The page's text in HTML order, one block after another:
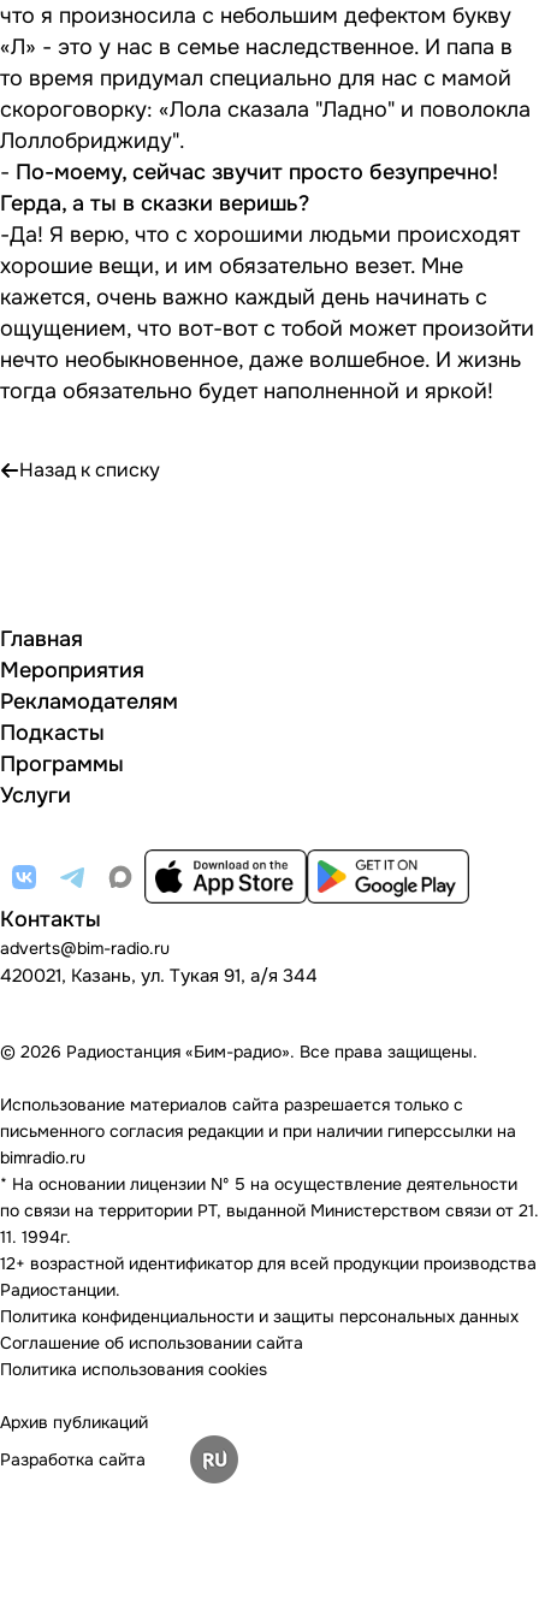
что я произносила с небольшим дефектом букву
«Л» - это у нас в семье наследственное. И папа в
то время придумал специально для нас с мамой
скороговорку: «Лола сказала "Ладно" и поволокла
Лоллобриджиду".
- По-моему, сейчас звучит просто безупречно!
Герда, а ты в сказки веришь?
-Да! Я верю, что с хорошими людьми происходят
хорошие вещи, и им обязательно везет. Мне
кажется, очень важно каждый день начинать с
ощущением, что вот-вот с тобой может произойти
нечто необыкновенное, даже волшебное. И жизнь
тогда обязательно будет наполненной и яркой!
Назад к списку
Главная
Мероприятия
Рекламодателям
Подкасты
Программы
Услуги
Контакты
adverts@bim-radio.ru
420021, Казань, ул. Тукая 91, а/я 344
© 2026 Радиостанция «Бим-радио». Все права защищены.
Использование материалов сайта разрешается только с
письменного согласия редакции и при наличии гиперссылки на
bimradio.ru
* На основании лицензии Nº 5 на осуществление деятельности
по связи на территории РТ, выданной Министерством связи от 21.
11. 1994г.
12+ возрастной идентификатор для всей продукции производства
Радиостанции.
Политика конфиденциальности и защиты персональных данных
Соглашение об использовании сайта
Политика использования cookies
Архив публикаций
Разработка сайта